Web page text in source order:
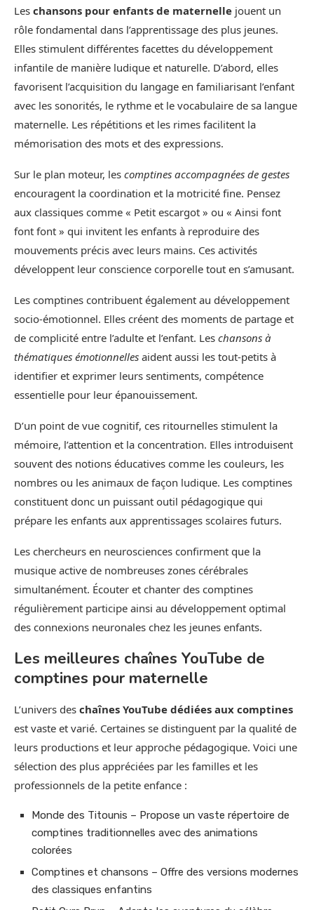
Les chansons pour enfants de maternelle jouent un
rôle fondamental dans l’apprentissage des plus jeunes.
Elles stimulent différentes facettes du développement
infantile de manière ludique et naturelle. D’abord, elles
favorisent l’acquisition du langage en familiarisant l’enfant
avec les sonorités, le rythme et le vocabulaire de sa langue
maternelle. Les répétitions et les rimes facilitent la
mémorisation des mots et des expressions.
Sur le plan moteur, les comptines accompagnées de gestes
encouragent la coordination et la motricité fine. Pensez
aux classiques comme « Petit escargot » ou « Ainsi font
font font » qui invitent les enfants à reproduire des
mouvements précis avec leurs mains. Ces activités
développent leur conscience corporelle tout en s’amusant.
Les comptines contribuent également au développement
socio-émotionnel. Elles créent des moments de partage et
de complicité entre l’adulte et l’enfant. Les chansons à
thématiques émotionnelles aident aussi les tout-petits à
identifier et exprimer leurs sentiments, compétence
essentielle pour leur épanouissement.
D’un point de vue cognitif, ces ritournelles stimulent la
mémoire, l’attention et la concentration. Elles introduisent
souvent des notions éducatives comme les couleurs, les
nombres ou les animaux de façon ludique. Les comptines
constituent donc un puissant outil pédagogique qui
prépare les enfants aux apprentissages scolaires futurs.
Les chercheurs en neurosciences confirment que la
musique active de nombreuses zones cérébrales
simultanément. Écouter et chanter des comptines
régulièrement participe ainsi au développement optimal
des connexions neuronales chez les jeunes enfants.
Les meilleures chaînes YouTube de
comptines pour maternelle
L’univers des chaînes YouTube dédiées aux comptines
est vaste et varié. Certaines se distinguent par la qualité de
leurs productions et leur approche pédagogique. Voici une
sélection des plus appréciées par les familles et les
professionnels de la petite enfance :
Monde des Titounis – Propose un vaste répertoire de
comptines traditionnelles avec des animations
colorées
Comptines et chansons – Offre des versions modernes
des classiques enfantins